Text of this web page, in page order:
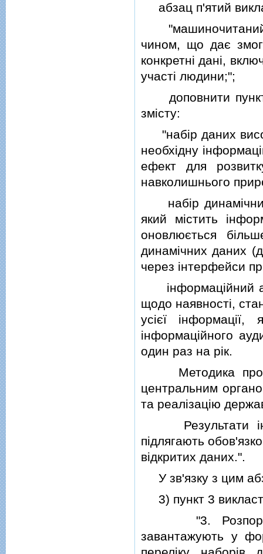
абзац п'ятий
"машиночитаний
чином, що дає
конкретнi данi,
участi людини;";
доповнити пункт
змiсту:
"набiр даних
необхiдну
ефект для
навколишнього
набiр динамiчних
який мiстить
оновлюється
динамiчних даних
через iнтерфейси
iнформацiйний
щодо наявностi,
усiєї iнформацiї,
iнформацiйного
один раз на рiк.
Методика
центральним
та реалiзацiю
Результати
пiдлягають
вiдкритих даних.".
У зв'язку з цим
3) пункт 3
"3.
завантажують у